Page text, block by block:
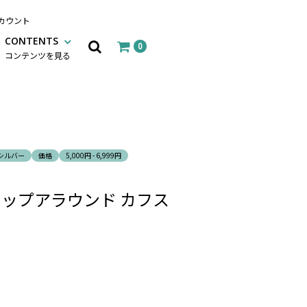
CONTENTS
コンテンツを見る
0
ウント
ルバー 価格 5,000円 - 6,999円
プアラウンド カフス